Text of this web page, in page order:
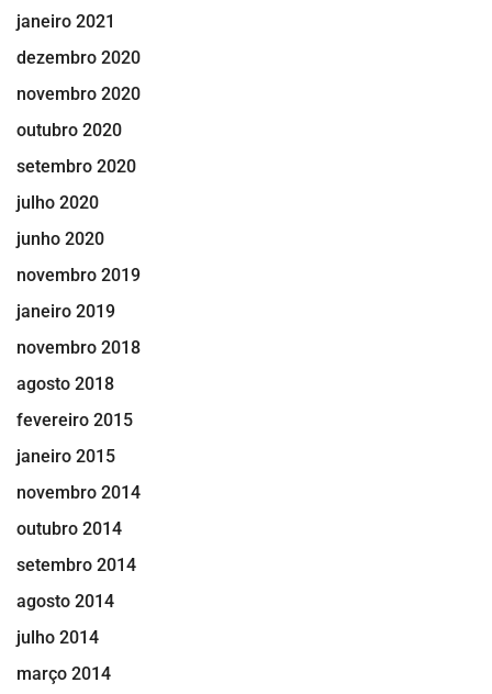
janeiro 2021
dezembro 2020
novembro 2020
outubro 2020
setembro 2020
julho 2020
junho 2020
novembro 2019
janeiro 2019
novembro 2018
agosto 2018
fevereiro 2015
janeiro 2015
novembro 2014
outubro 2014
setembro 2014
agosto 2014
julho 2014
março 2014